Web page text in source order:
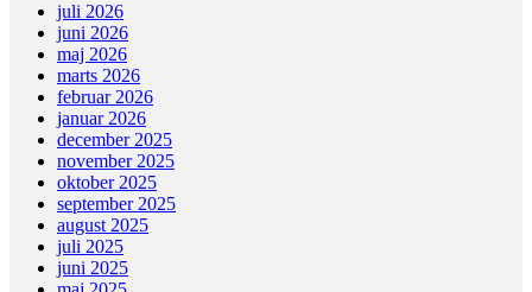
juli 2026
juni 2026
maj 2026
marts 2026
februar 2026
januar 2026
december 2025
november 2025
oktober 2025
september 2025
august 2025
juli 2025
juni 2025